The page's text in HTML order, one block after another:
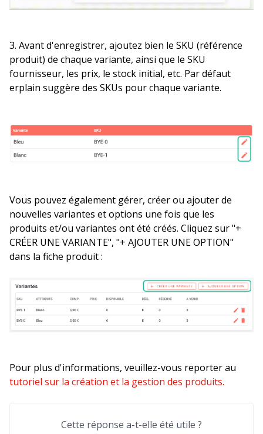
3. Avant d'enregistrer, ajoutez bien le SKU (référence
produit) de chaque variante, ainsi que le SKU
fournisseur, les prix, le stock initial, etc. Par défaut
erplain suggère des SKUs pour chaque variante.
Vous pouvez également gérer, créer ou ajouter de
nouvelles variantes et options une fois que les
produits et/ou variantes ont été créés. Cliquez sur "+
CRÉER UNE VARIANTE", "+ AJOUTER UNE OPTION"
dans la fiche produit :
Pour plus d'informations, veuillez-vous reporter au
tutoriel sur la création et la gestion des produits.
Cette réponse a-t-elle été utile ?